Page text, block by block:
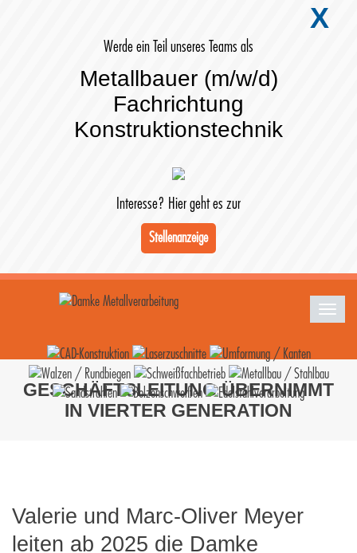
X
Werde ein Teil unseres Teams als
Metallbauer (m/w/d)
Fachrichtung
Konstruktionstechnik
Interesse? Hier geht es zur
Stellenanzeige
Toggle
GESCHÄFTSLEITUNG ÜBERNIMMT
IN VIERTER GENERATION
Valerie und Marc-Oliver Meyer
leiten ab 2025 die Damke